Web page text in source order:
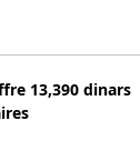
13,390 dinars